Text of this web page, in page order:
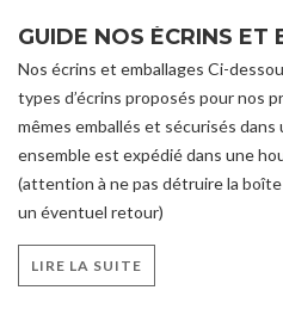
GUIDE NOS ÉCRINS ET
Nos écrins et emballages Ci-
types d’écrins proposés pour nos
mêmes emballés et sécurisés
ensemble est expédié dans une
(attention à ne pas détruire la
un éventuel retour)
LIRE LA SUITE